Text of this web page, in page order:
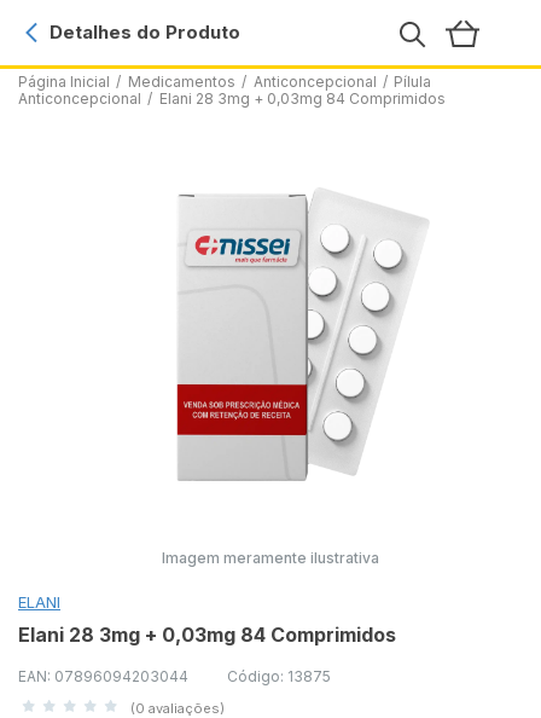
Página Inicial / Medicamentos / Anticoncepcional / Pílula
Anticoncepcional / Elani 28 3mg + 0,03mg 84 Comprimidos
Detalhes do Produto
Imagem meramente ilustrativa
ELANI
Elani 28 3mg + 0,03mg 84 Comprimidos
EAN: 07896094203044 Código: 13875
(0 avaliações)